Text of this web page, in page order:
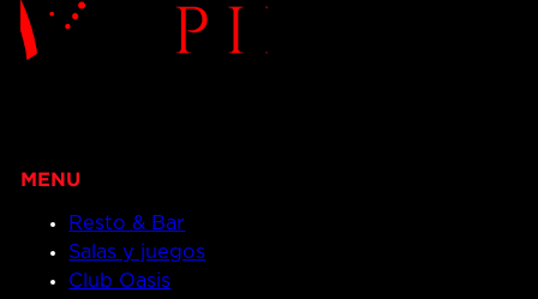
Resto & Bar
Salas y juegos
Club Oasis